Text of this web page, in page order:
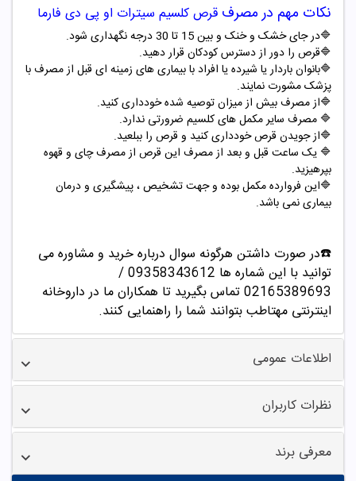
نکات مهم در مصرف قرص کلسیم سیترات او پی دی فارما
🔷در جای خشک و خنک و بین 15 تا 30 درجه نگهداری شود.
🔷قرص را دور از دسترس کودکان قرار دهید.
🔷بانوان باردار یا شیرده یا افراد با بیماری های زمینه ای قبل از مصرف با
پزشک مشورت نمایند.
🔷از مصرف بیش از میزان توصیه شده خودداری کنید.
🔷 مصرف سایر مکمل های کلسیم ضرورتی ندارد.
🔷از جویدن قرص خودداری کنید و قرص را ببلعید.
🔷 یک ساعت قبل و بعد از مصرف این قرص از مصرف چای و قهوه
بپرهیزید.
🔷این فروارده مکمل بوده و جهت تشخیص ، پیشگیری و درمان
بیماری نمی باشد.
☎️در صورت داشتن هرگونه سوال درباره خرید و مشاوره می
توانید با این شماره ها 09358343612 /
02165389693تماس بگیرید تا همکاران ما در داروخانه
اینترنتی مهتاطب بتوانند شما را راهنمایی کنند.
اطلاعات عمومی
نظرات کاربران
معرفی برند